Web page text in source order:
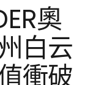
奧
白云
衝破